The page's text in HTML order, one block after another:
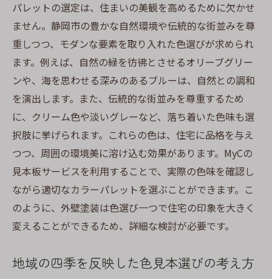
静岡市の豊かな緑を活かした外壁塗装自然との
一体感を実現
静岡市の緑景観を反映した外壁塗装
自然素材と色合いの融合による調和
地域の緑を生かしたエコロジカルな外壁デ
ザイン
静岡市での環境に優しい外壁塗装の提案
緑と調和する色見本選びのポイント
静岡市の自然を感じる外壁色の選び方
外壁塗装で静岡市の伝統を表現和のテイストを
取り入れた配色
和風テイストを反映した静岡市の配色選び
静岡市ならではの和モダンな外壁デザイン
パレットの選定は、住まいの美観を高めるために欠かせ
ません。静岡市の豊かな自然環境や伝統的な街並みを尊
重しつつ、モダンな要素を取り入れた色選びが求められ
ます。例えば、自然の緑を彷彿とさせるオリーブグリー
ンや、海を思わせる深みのあるブルーは、自然との調和
を演出します。また、伝統的な街並みを尊重するため
に、クリーム色や淡いグレーなど、落ち着いた色味も選
択肢に挙げられます。これらの色は、住宅に品格を与え
つつ、周囲の環境美に溶け込む効果があります。MyCの
見本板サービスを利用することで、実際の色味を確認し
ながら適切なカラーパレットを選ぶことができます。こ
のように、外壁塗装は色選び一つで住宅の印象を大きく
変えることができるため、詳細な検討が必要です。
地域の四季を反映した色見本選びの考え方